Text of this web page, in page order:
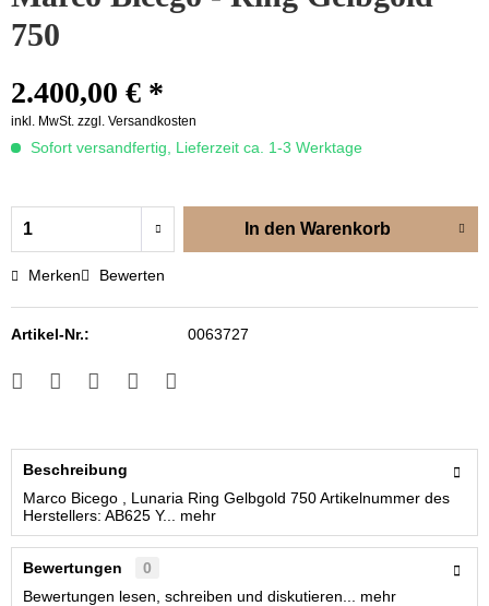
750
2.400,00 € *
inkl. MwSt. zzgl. Versandkosten
Sofort versandfertig, Lieferzeit ca. 1-3 Werktage
In den Warenkorb
Merken Bewerten
Artikel-Nr.: 0063727
Beschreibung
Marco Bicego , Lunaria Ring Gelbgold 750 Artikelnummer des
Herstellers: AB625 Y...
mehr
Bewertungen
0
Bewertungen lesen, schreiben und diskutieren...
mehr